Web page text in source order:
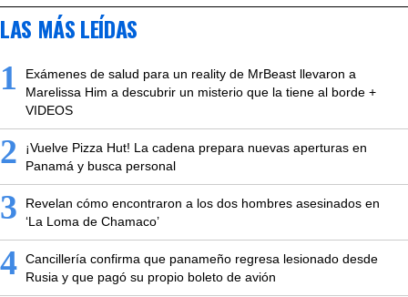
LAS MÁS LEÍDAS
1
Exámenes de salud para un reality de MrBeast llevaron a
Marelissa Him a descubrir un misterio que la tiene al borde +
VIDEOS
2
¡Vuelve Pizza Hut! La cadena prepara nuevas aperturas en
Panamá y busca personal
3
Revelan cómo encontraron a los dos hombres asesinados en
‘La Loma de Chamaco’
4 Cancillería confirma que panameño regresa lesionado desde
Rusia y que pagó su propio boleto de avión